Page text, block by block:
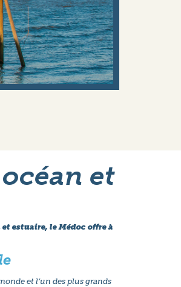
et
estuaire, le Médoc offre à
et l’un des plus grands